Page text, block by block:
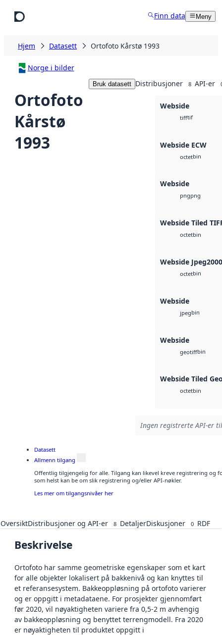
Finn data Meny
Hjem Datasett Ortofoto Kårstø 1993
Norge i bilder
Ortofoto
Kårstø
1993
Bruk datasett Distribusjoner 8 API-er
Webside
tifftif
Webside ECW
octetbin
Webside
pngpng
Webside Tiled
octetbin
Webside Jpeg2000
octetbin
Webside
jpegbin
Webside
geotiffbin
Webside Tiled
octetbin
Ingen registrerte API-er
Datasett
Allmenn tilgang
Offentlig tilgjengelig for alle. Tilgang kan likevel kreve registrering og
som helst kan be om slik registrering og/eller API-nøkler.
Les mer om tilgangsnivåer her
OversiktDistribusjoner og API-er 8 DetaljerDiskusjoner 0 RDF
Beskrivelse
Ortofoto har samme geometriske egenskaper som et kart
for alle objekter lokalisert på bakkenivå og kan knyttes til
et referansesystem. Bakkeoppløsning på ortofoto varierer
og er oppgitt i metadataene. For prosjekter gjennomført
før 2020, vil nøyaktigheten variere fra 0,5-2 m avhengig
av bakkeoppløsning og benyttet terrengmodell. Fra 2020
er nøyaktigheten til produktet oppgitt i